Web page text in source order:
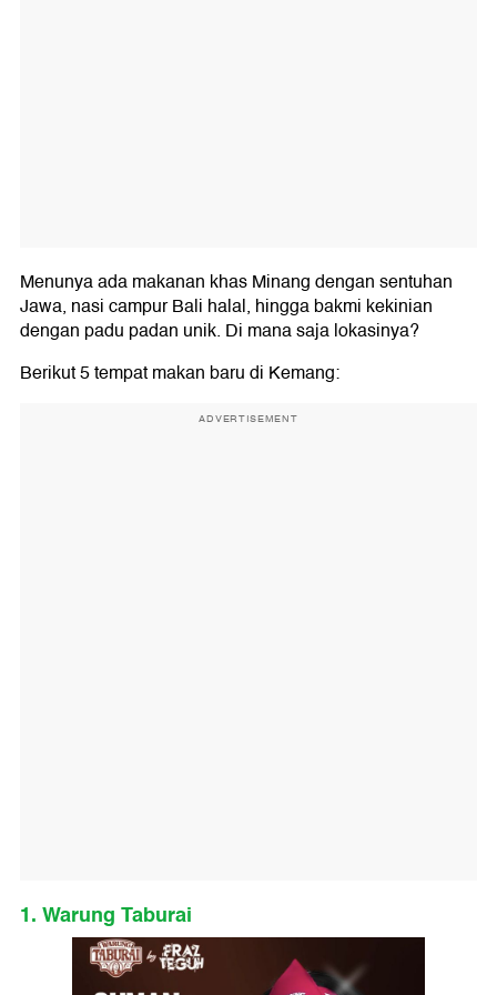
Menunya ada makanan khas Minang dengan sentuhan
Jawa, nasi campur Bali halal, hingga bakmi kekinian
dengan padu padan unik. Di mana saja lokasinya?
Berikut 5 tempat makan baru di Kemang:
ADVERTISEMENT
1. Warung Taburai